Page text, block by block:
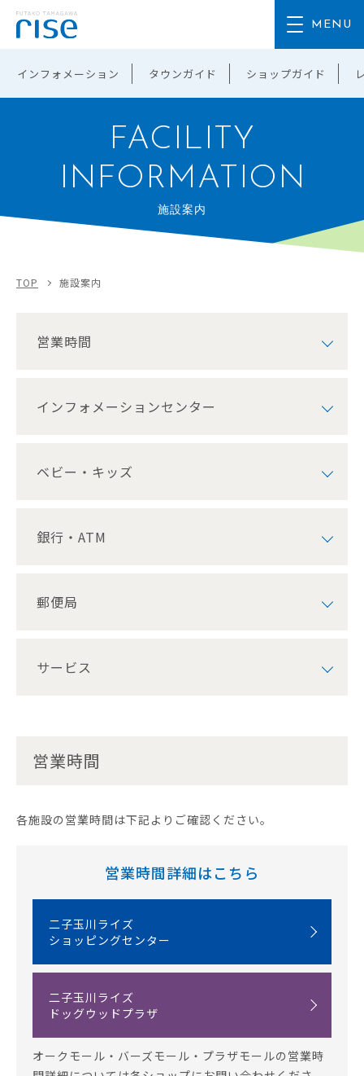
インフォメーション タウンガイド ショップガイド
FACILITY
INFORMATION
施設案内
TOP 施設案内
営業時間
インフォメーションセンター
ベビー・キッズ
銀行・ATM
郵便局
サービス
営業時間
各施設の営業時間は下記よりご確認ください。
営業時間詳細はこちら
二子玉川ライズ
ショッピングセンター
二子玉川ライズ
ドッグウッドプラザ
オークモール・バーズモール・プラザモールの営業時